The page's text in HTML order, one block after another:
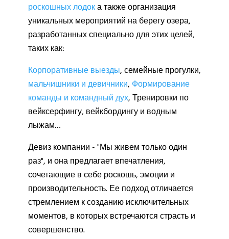
роскошных лодока также организация
уникальных мероприятий на берегу озера,
разработанных специально для этих целей,
таких как:
Корпоративные выезды, семейные прогулки,
мальчишники и девичники, Формирование
команды и командный дух, Тренировки по
вейксерфингу, вейкбордингу и водным
лыжам…
Девиз компании - "Мы живем только один
раз", и она предлагает впечатления,
сочетающие в себе роскошь, эмоции и
производительность. Ее подход отличается
стремлением к созданию исключительных
моментов, в которых встречаются страсть и
совершенство.